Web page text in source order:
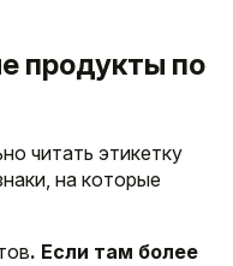
продукты по
читать этикетку
на которые
. Если там более